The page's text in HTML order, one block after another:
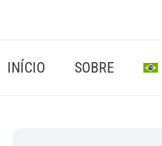
INÍCIO SOBRE